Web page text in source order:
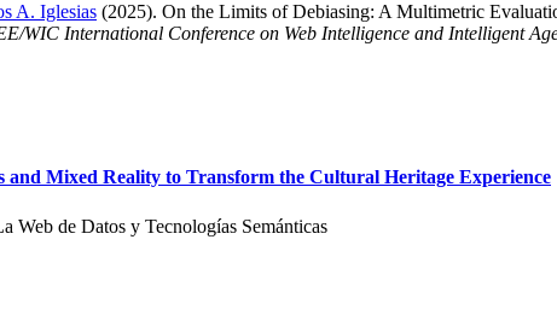
A. Iglesias (2025). On the Limits of Debiasing: A Multimetric
WIC International Conference on Web Intelligence and Intelligent
Mixed Reality to Transform the Cultural Heritage Experience
Web de Datos y Tecnologías Semánticas